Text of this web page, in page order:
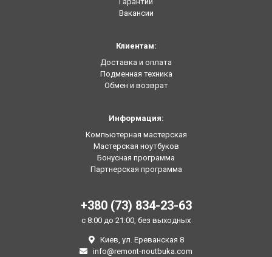
Вакансии
Клиентам:
Доставка и оплата
Подменная техника
Обмен и возврат
Информация:
Компьютерная мастерская
Мастерская ноутбуков
Бонусная программа
Партнерская программа
+380 (73) 834-23-63
с 8:00 до 21:00, без выходных
Киев, ул. Ереванская 8
info@remont-noutbuka.com